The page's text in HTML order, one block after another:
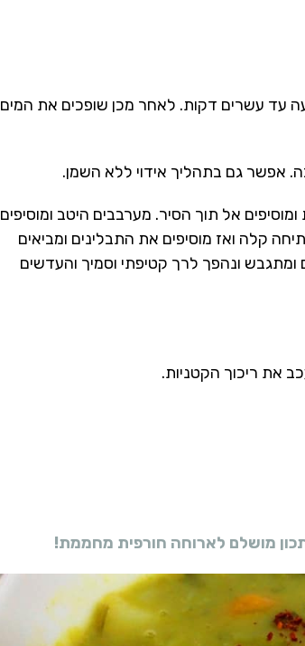
עד עשרים דקות. לאחר מכן שופכים את המים
אפשר גם בתהליך אידוי ללא השמן.
אל תוך הסיר. מערבבים היטב ומוסיפים
לכיסוי עד כ 5 ס"מ מעל. עוד רתיחה קלה ואז מוסיפים את התבלינים ומביאים
שהרוטב מצטמצם ומתגבש ונהפך לרך קטיפתי וסמיך והעדשים
את ריכוך הקטניות.
מושלם לארוחה חורפית מחממת!